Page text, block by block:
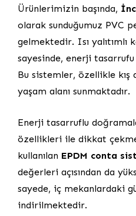
Ürünlerimizin başında,
olarak sunduğumuz PVC
gelmektedir. Isı yalıtımlı
sayesinde, enerji
Bu sistemler, özellikle kış
yaşam alanı sunmaktadır.
Enerji tasarruflu
özellikleri ile dikkat
kullanılan EPDM conta
değerleri açısından da
sayede, iç mekanlardaki
indirilmektedir.